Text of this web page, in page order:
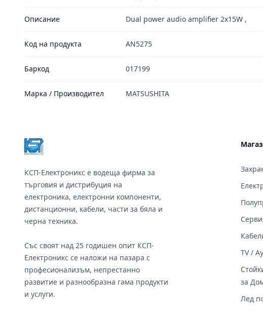
Описание Dual power audio amplifier 2x15W ,
Код на продукта AN5275
Баркод 017199
Марка / Производител MATSUSHITA
КСП-Електроникс е водеща фирма за
търговия и дистрибуция на
електроника, електронни компоненти,
дистанционни, кабели, части за бяла и
черна техника.
Със своят над 25 годишен опит КСП-
Електроникс се наложи на пазара с
професионализъм, непрестанно
развитие и разнообразна гама продукти
и услуги.
TV /
за
Лед